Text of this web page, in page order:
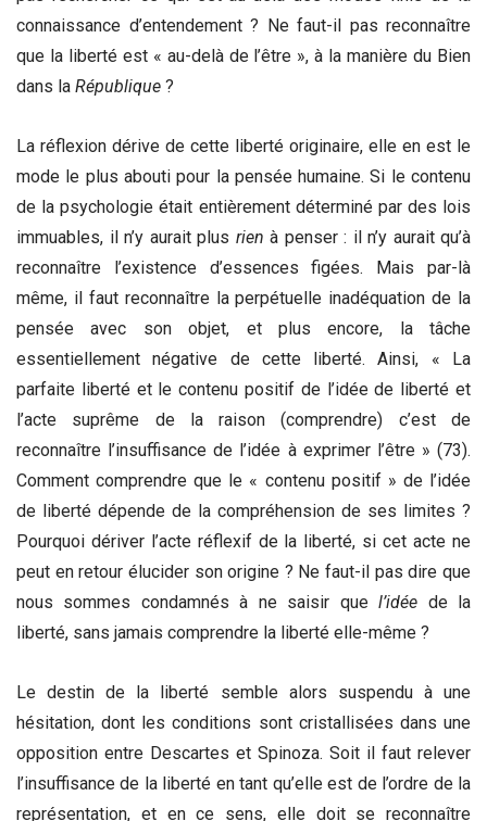
connaissance d’entendement ? Ne faut-il pas reconnaître
que la liberté est « au-delà de l’être », à la manière du Bien
dans la République ?
La réflexion dérive de cette liberté originaire, elle en est le
mode le plus abouti pour la pensée humaine. Si le contenu
de la psychologie était entièrement déterminé par des lois
immuables, il n’y aurait plus rien à penser : il n’y aurait qu’à
reconnaître l’existence d’essences figées. Mais par-là
même, il faut reconnaître la perpétuelle inadéquation de la
pensée avec son objet, et plus encore, la tâche
essentiellement négative de cette liberté. Ainsi, « La
parfaite liberté et le contenu positif de l’idée de liberté et
l’acte suprême de la raison (comprendre) c’est de
reconnaître l’insuffisance de l’idée à exprimer l’être » (73).
Comment comprendre que le « contenu positif » de l’idée
de liberté dépende de la compréhension de ses limites ?
Pourquoi dériver l’acte réflexif de la liberté, si cet acte ne
peut en retour élucider son origine ? Ne faut-il pas dire que
nous sommes condamnés à ne saisir quel’idée de la
liberté, sans jamais comprendre la liberté elle-même ?
Le destin de la liberté semble alors suspendu à une
hésitation, dont les conditions sont cristallisées dans une
opposition entre Descartes et Spinoza. Soit il faut relever
l’insuffisance de la liberté en tant qu’elle est de l’ordre de la
représentation, et en ce sens, elle doit se reconnaître